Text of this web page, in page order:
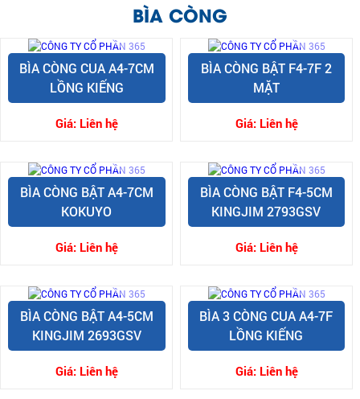
BÌA CÒNG
BÌA CÒNG CUA A4-7CM
LỒNG KIẾNG
Giá: Liên hệ
BÌA CÒNG BẬT F4-7F 2
MẶT
Giá: Liên hệ
BÌA CÒNG BẬT A4-7CM
KOKUYO
Giá: Liên hệ
BÌA CÒNG BẬT F4-5CM
KINGJIM 2793GSV
Giá: Liên hệ
BÌA CÒNG BẬT A4-5CM
KINGJIM 2693GSV
Giá: Liên hệ
BÌA 3 CÒNG CUA A4-7F
LỒNG KIẾNG
Giá: Liên hệ